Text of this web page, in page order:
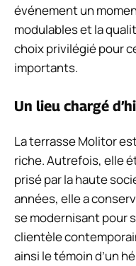
événement un
modulables et la
choix privilégié pour
importants.
Un lieu chargé
La terrasse Molitor
riche. Autrefois, elle
prisé par la haute
années, elle a
se modernisant pour
clientèle
ainsi le témoin d’un